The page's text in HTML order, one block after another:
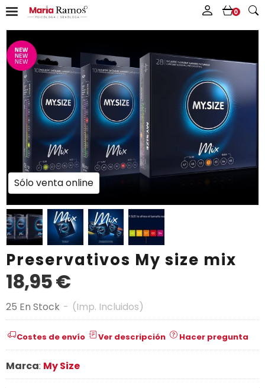
0
Sólo venta online
Preservativos My size mix
18,95 €
25 En Stock - (Imp. Incluidos)
Costes de envío Ver descripción Hacer pregunta
Marca: My Size